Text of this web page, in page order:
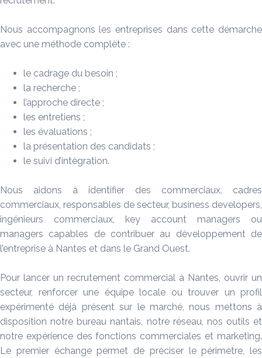
Nous accompagnons les entreprises dans cette démarche
avec une méthode complète :
le cadrage du besoin ;
la recherche ;
l’approche directe ;
les entretiens ;
les évaluations ;
la présentation des candidats ;
le suivi d’intégration.
Nous aidons à identifier des commerciaux, cadres
commerciaux, responsables de secteur, business developers,
ingénieurs commerciaux, key account managers ou
managers capables de contribuer au développement de
l’entreprise à Nantes et dans le Grand Ouest.
Pour lancer un recrutement commercial à Nantes, ouvrir un
secteur, renforcer une équipe locale ou trouver un profil
expérimenté déjà présent sur le marché, nous mettons à
disposition notre bureau nantais, notre réseau, nos outils et
notre expérience des fonctions commerciales et marketing.
Le premier échange permet de préciser le périmètre, les